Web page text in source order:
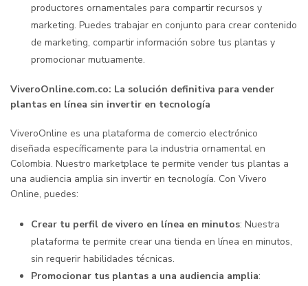
productores ornamentales para compartir recursos y
marketing. Puedes trabajar en conjunto para crear contenido
de marketing, compartir información sobre tus plantas y
promocionar mutuamente.
ViveroOnline.com.co: La solución definitiva para vender
plantas en línea sin invertir en tecnología
ViveroOnline es una plataforma de comercio electrónico
diseñada específicamente para la industria ornamental en
Colombia. Nuestro marketplace te permite vender tus plantas a
una audiencia amplia sin invertir en tecnología. Con Vivero
Online, puedes:
Crear tu perfil de vivero en línea en minutos: Nuestra
plataforma te permite crear una tienda en línea en minutos,
sin requerir habilidades técnicas.
Promocionar tus plantas a una audiencia amplia: